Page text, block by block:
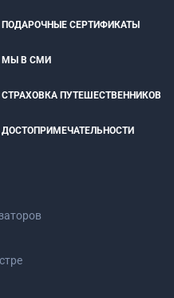
ПОДАРОЧНЫЕ СЕРТИФИКАТЫ
МЫ В СМИ
СТРАХОВКА ПУТЕШЕСТВЕННИКОВ
ДОСТОПРИМЕЧАТЕЛЬНОСТИ